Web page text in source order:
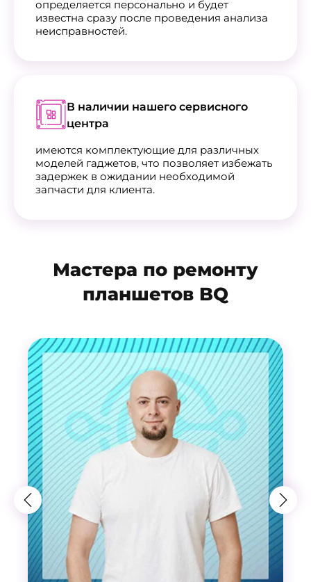
определяется персонально и будет
известна сразу после проведения анализа
неисправностей.
В наличии нашего сервисного
центра
имеются комплектующие для различных
моделей гаджетов, что позволяет избежать
задержек в ожидании необходимой
запчасти для клиента.
Мастера по ремонту
планшетов BQ